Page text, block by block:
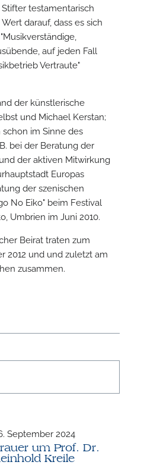
testamentarisch
darauf, dass es sich
auf jeden Fall
Vertraute"
der künstlerische
und Michael Kerstan;
im Sinne des
bei der Beratung der
der aktiven Mitwirkung
Europas
der szenischen
No Eiko" beim Festival
Umbrien im Juni 2010.
Beirat traten zum
2012 und und zuletzt am
zusammen.
September 2024
um Prof. Dr.
Kreile